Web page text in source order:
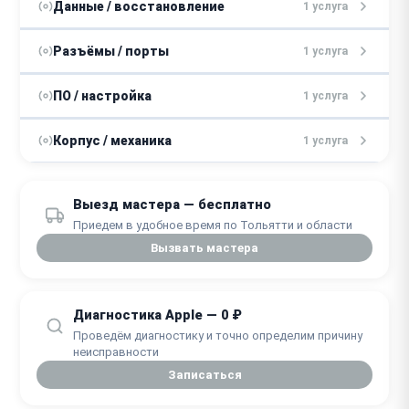
1 - 2 дня
Замена модулей памяти
1 - 2 дня
от 1500 ₽
Данные / восстановление 1 услуга
Восстановление данных
1 - 4 дня
от 2000 ₽
Разъёмы / порты 1 услуга
Замена портов
1 - 3 дня
от 2000 ₽
ПО / настройка 1 услуга
Переустановка masOS
1 - 2 дня
от 1500 ₽
Корпус / механика 1 услуга
2 - 5 днейВыезд мастера — бесплатно
Приедем в удобное время по Тольятти и области
Вызвать мастера
Диагностика Apple — 0 ₽
Проведём диагностику и точно определим причину
неисправности
Записаться